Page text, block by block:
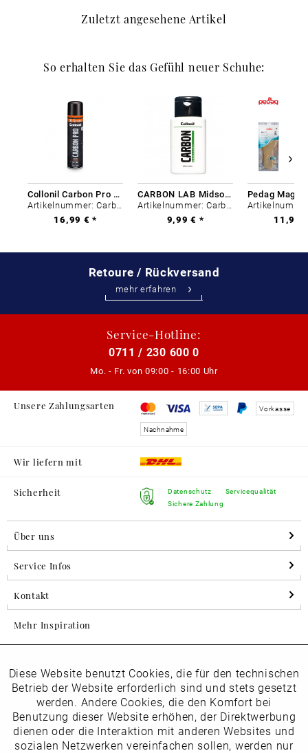
Zuletzt angesehene Artikel
So erhalten Sie das Gefühl neuer Schuhe:
Collonil Carbon Pro 400 ml
Artikelnummer: Carbon-0
16,99 € *
CARBON LAB Midsole Cleaner
Artikelnummer: Carbon-0
9,99 € *
11,99
Retoure / Rückversand
mehr erfahren
Service-Hotline:
0711 / 230 600 0
Mo. - Fr. von 09:00 - 16:00 Uhr
Unsere Zahlungsarten Vorkasse
Nachnahme
Wir liefern mit
Sicherheit
Datenschutz
Sichere Zahlung
Servicequalität
Über uns
Service Infos
Kontakt
Mehr Inspiration
Folgen Sie uns auf Instagram
horsch_schuhe
Newsletter
Funktionale Aktiv
Marketing Inaktiv
Diese Website benutzt Cookies, die für den technischen
Betrieb der Website erforderlich sind und stets gesetzt
werden. Andere Cookies, die den Komfort bei
Benutzung dieser Website erhöhen, der Direktwerbung
dienen oder die Interaktion mit anderen Websites und
sozialen Netzwerken vereinfachen sollen, werden nur